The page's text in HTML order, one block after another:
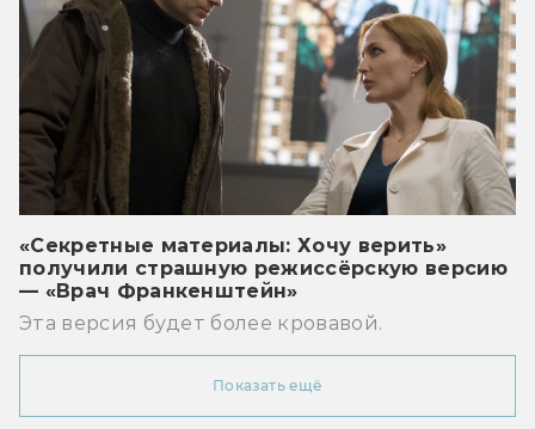
«Секретные материалы: Хочу верить»
получили страшную режиссёрскую версию
— «Врач Франкенштейн»
Эта версия будет более кровавой.
Показать ещё